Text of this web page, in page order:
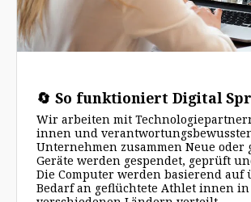
🔄 So funktioniert Digital
Wir arbeiten mit
innen und
Unternehmen zusammen Neue oder
Geräte werden gespendet, geprüft
Die Computer werden basierend auf
Bedarf an geflüchtete Athlet innen in